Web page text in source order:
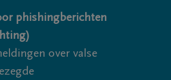
inhoud gaan
phishingberichten
over valse